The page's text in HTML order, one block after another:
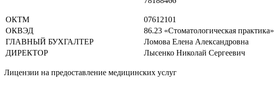
ОКТМ
07612101
ОКВЭД
86.23 «Стоматологическая практика»
ГЛАВНЫЙ БУХГАЛТЕР
Ломова Елена Александровна
ДИРЕКТОР
Лысенко Николай Сергеевич
Лицензии на предоставление медицинских услуг